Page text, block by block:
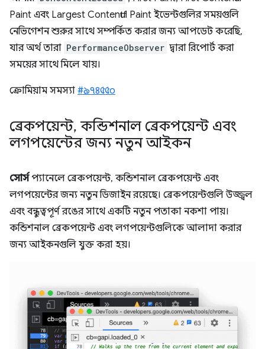
Paint এবং Largest Contentful Paint ইভেন্টগুলির সময়গুলি
নেভিগেশন শুরুর সাথে সম্পর্কিত করার জন্য আপডেট করেছি,
যার অর্থ তারা PerformanceObserver দ্বারা রিপোর্ট করা
সময়ের সাথে মিলে যায়।
ক্রোমিয়াম সমস্যা #৯৭৪৫৫০
ব্রেকপয়েন্ট, কন্ডিশনাল ব্রেকপয়েন্ট এবং
লগপয়েন্টের জন্য নতুন আইকন
সোর্সপ্যানেলে ব্রেকপয়েন্ট, কন্ডিশনাল ব্রেকপয়েন্ট এবং
লগপয়েন্টের জন্য নতুন ডিজাইন রয়েছে। ব্রেকপয়েন্টগুলি উজ্জ্বল
এবং বন্ধুত্বপূর্ণ রঙের সাথে একটি নতুন পতাকা নকশা পায়।
কন্ডিশনাল ব্রেকপয়েন্ট এবং লগপয়েন্টগুলিকে আলাদা করার
জন্য আইকনগুলি যুক্ত করা হয়।